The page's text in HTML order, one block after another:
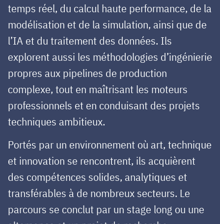
temps réel, du calcul haute performance, de la
modélisation et de la simulation, ainsi que de
l’IA et du traitement des données. Ils
explorent aussi les méthodologies d’ingénierie
propres aux pipelines de production
complexe, tout en maîtrisant les moteurs
professionnels et en conduisant des projets
techniques ambitieux.
Portés par un environnement où art, technique
et innovation se rencontrent, ils acquièrent
des compétences solides, analytiques et
transférables à de nombreux secteurs. Le
parcours se conclut par un stage long ou une